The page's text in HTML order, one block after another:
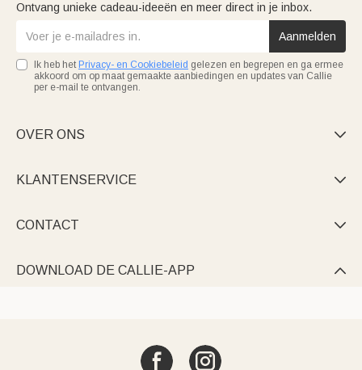
Ontvang unieke cadeau-ideeën en meer direct in je inbox.
Aanmelden
Ik heb het Privacy- en Cookiebeleid gelezen en begrepen en ga ermee
akkoord om op maat gemaakte aanbiedingen en updates van Callie
per e-mail te ontvangen.
OVER ONS 
KLANTENSERVICE 
CONTACT 
DOWNLOAD DE CALLIE-APP 